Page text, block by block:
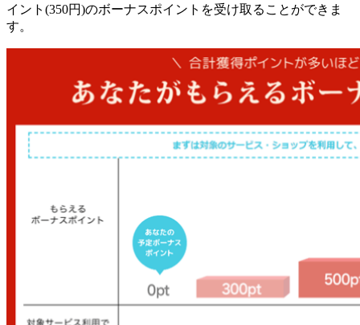
イント(350円)のボーナスポイントを受け取ることができま
す。